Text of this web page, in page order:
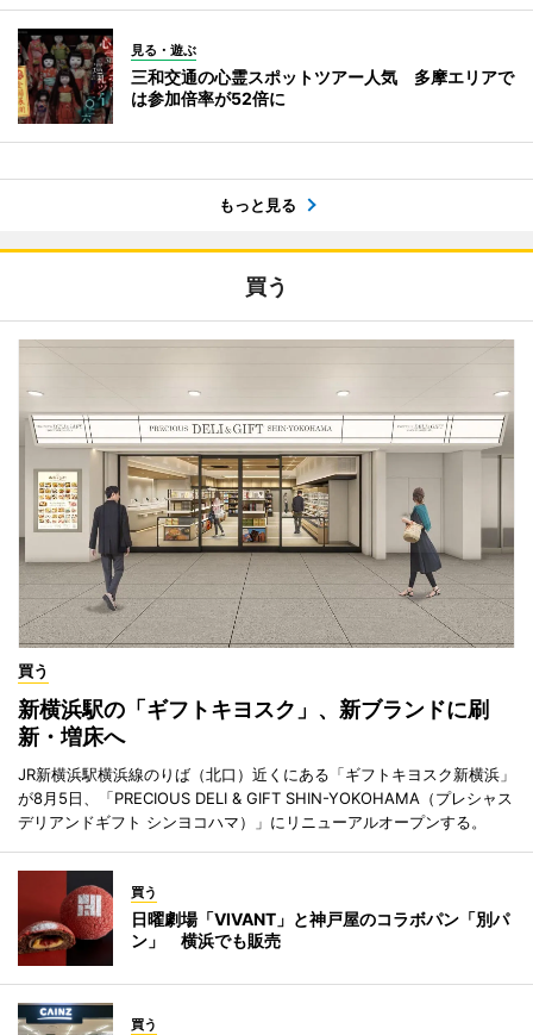
見る・遊ぶ
三和交通の心霊スポットツアー人気 多摩エリアで
は参加倍率が52倍に
もっと見る
買う
買う
新横浜駅の「ギフトキヨスク」、新ブランドに刷
新・増床へ
JR新横浜駅横浜線のりば（北口）近くにある「ギフトキヨスク新横浜」
が8月5日、「PRECIOUS DELI & GIFT SHIN-YOKOHAMA（プレシャス
デリアンドギフト シンヨコハマ）」にリニューアルオープンする。
買う
日曜劇場「VIVANT」と神戸屋のコラボパン「別パ
ン」 横浜でも販売
買う